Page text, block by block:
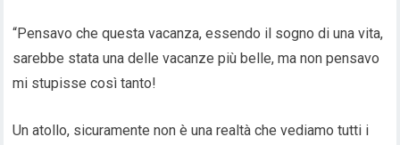
“Pensavo che questa vacanza, essendo il sogno di una vita,
sarebbe stata una delle vacanze più belle, ma non pensavo
mi stupisse così tanto!
Un atollo, sicuramente non è una realtà che vediamo tutti i